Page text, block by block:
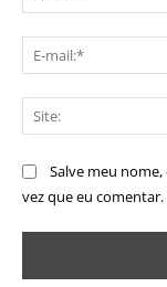
Salve meu
vez que eu comentar.